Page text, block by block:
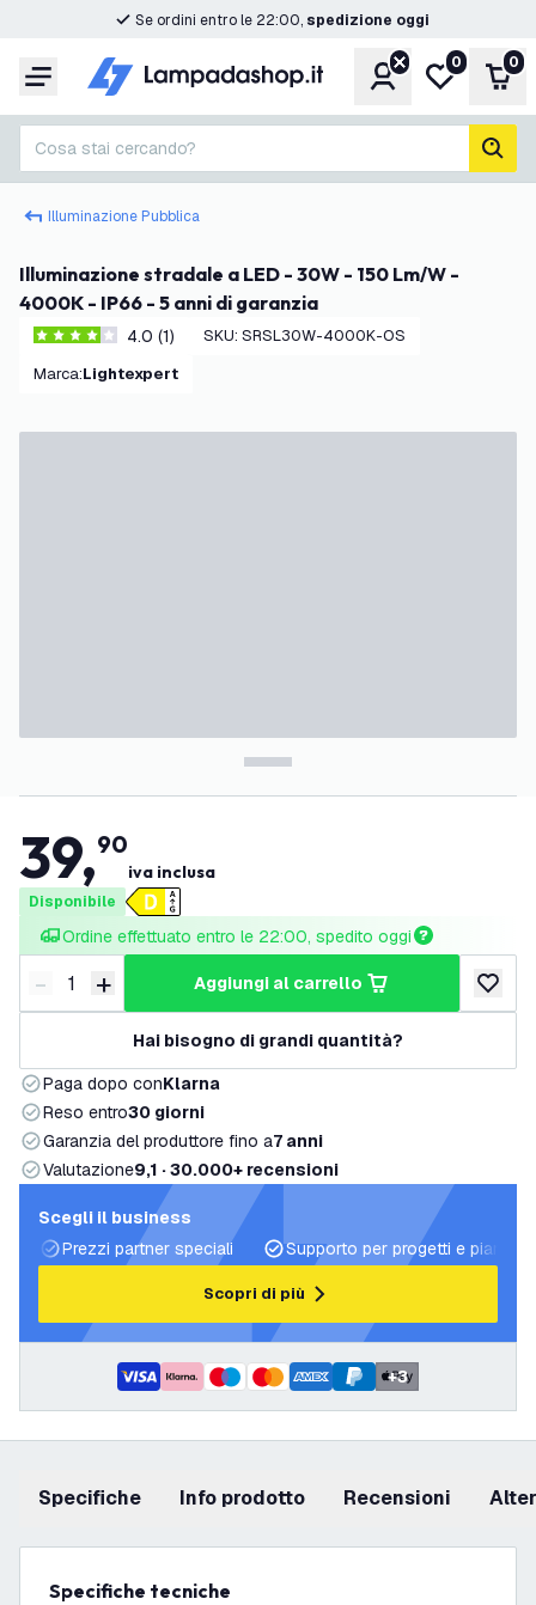
Se ordini entro le 22:00, spedizione oggi
Menu Account
Lista
0 0
Cosa stai cercando?
Illuminazione Pubblica
Illuminazione stradale a LED - 30W - 150 Lm/W -
4000K - IP66 - 5 anni di garanzia
4 stelle di valutazione
4.0 (1) SKU: SRSL30W-4000K-OS
Marca: Lightexpert
39,90
iva inclusa
Disponibile
Ordine effettuato entro le 22:00, spedito oggi
Riduci quantità
- Aumenta quantità
+ aggiungi al carrello
Hai bisogno di grandi quantità?
Paga dopo conKlarna
Reso entro30 giorni
Garanzia del produttore fino a7 anni
Valutazione9,1 · 30.000+ recensioni
Scegli il business
Prezzi partner speciali
Supporto per progetti e piani di
Scopri di più
+3
Specifiche info prodotto recensioni
Specifiche tecniche